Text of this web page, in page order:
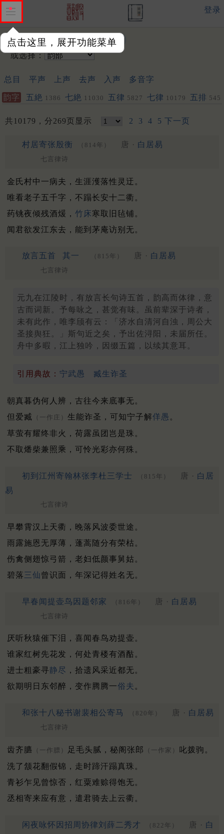
点击这里，展开功能菜单
登录
输入韵字：
或选择：
总目 平声 上声 去声 入声 多音字
韵字 五絶 1386 七絶 11030 五律 5827 七律 10179 五排 545
共10179，分269页显示 2 3 4 5 下一页
村居寄张殷衡 （814年） 唐 · 白居易
七言律诗
金氏村中一病夫，生涯濩落性灵迂。
唯看老子五千字，不蹋长安十二衢。
药铫夜倾残酒煖， 竹床寒取旧毡铺。
闻君欲发江东去，能到茅庵访别无。
放言五首 其一 （815年） 唐 · 白居易
七言律诗
元九在江陵时，有放言长句诗五首，韵高而体律，意
古而词新。予每咏之，甚觉有味。虽前辈深于诗者，
未有此作，唯李颀有云：「济水自清河自浊，周公大
圣接舆狂。」斯句近之矣，予出佐浔阳，未届所任。
舟中多暇，江上独吟，因缀五篇，以续其意耳。
引用典故： 宁武愚 臧生诈圣
朝真暮伪何人辨，古往今来底事无。
但爱臧
（一作庄） 生能诈圣，可知宁子解佯愚 。
草萤有耀终非火，荷露虽团岂是珠。
不取燔柴兼照乘，可怜光彩亦何殊。
初到江州寄翰林张李杜三学士 （815年） 唐 · 白居
易
七言律诗
早攀霄汉上天衢，晚落风波委世途。
雨露施恩无厚薄，蓬蒿随分有荣枯。
伤禽侧翅惊弓箭，老妇低颜事舅姑。
碧落三仙曾识面，年深记得姓名无。
早春闻提壶鸟因题邻家 （816年） 唐 · 白居易
七言律诗
厌听秋猿催下泪，喜闻春鸟劝提壶。
谁家红树先花发，何处青楼有酒酤。
进士粗豪寻静尽 ，拾遗风采近都无。
欲期明日东邻醉，变作腾腾一俗夫 。
和张十八秘书谢裴相公寄马 （820年） 唐 · 白居易
七言律诗
齿齐臕 （一作膘） 足毛头腻，秘阁张郎 （一作家） 叱拨驹。
洗了颔花翻假锦，走时蹄汗蹋真珠。
青衫乍见曾惊否，红粟难赊得饱无。
丞相寄来应有意，遣君骑去上云衢。
闲夜咏怀因招周协律刘薛二秀才 （822年） 唐 · 白